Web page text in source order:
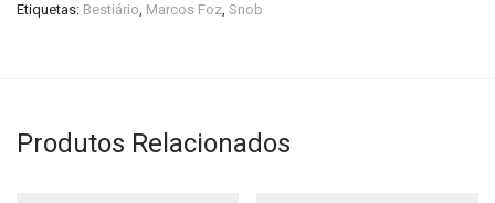
Etiquetas: Bestiário, Marcos Foz, Snob
Produtos Relacionados